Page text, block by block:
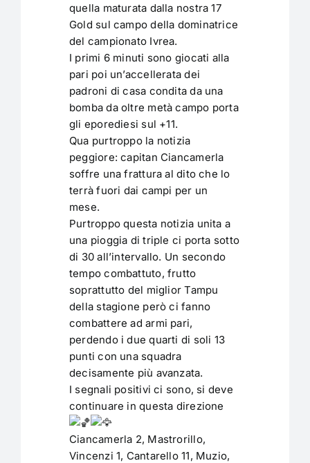
quella maturata dalla nostra 17
Gold sul campo della dominatrice
del campionato Ivrea.
I primi 6 minuti sono giocati alla
pari poi un’accellerata dei
padroni di casa condita da una
bomba da oltre metà campo porta
gli eporediesi sul +11.
Qua purtroppo la notizia
peggiore: capitan Ciancamerla
soffre una frattura al dito che lo
terrà fuori dai campi per un
mese.
Purtroppo questa notizia unita a
una pioggia di triple ci porta sotto
di 30 all’intervallo. Un secondo
tempo combattuto, frutto
soprattutto del miglior Tampu
della stagione però ci fanno
combattere ad armi pari,
perdendo i due quarti di soli 13
punti con una squadra
decisamente più avanzata.
I segnali positivi ci sono, si deve
continuare in questa direzione
Ciancamerla 2, Mastrorillo,
Vincenzi 1, Cantarello 11, Muzio,